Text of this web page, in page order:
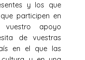
y los que
participen en
apoyo
de vuestras
en el que las